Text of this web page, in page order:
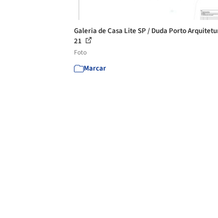
Galeria de Casa Lite SP / Duda Porto
21
Foto
Marcar